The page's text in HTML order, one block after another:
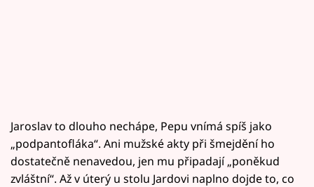
Jaroslav to dlouho nechápe, Pepu vnímá spíš jako
„podpantofláka“. Ani mužské akty při šmejdění ho
dostatečně nenavedou, jen mu připadají „poněkud
zvláštní“. Až v úterý u stolu Jardovi naplno dojde to, co